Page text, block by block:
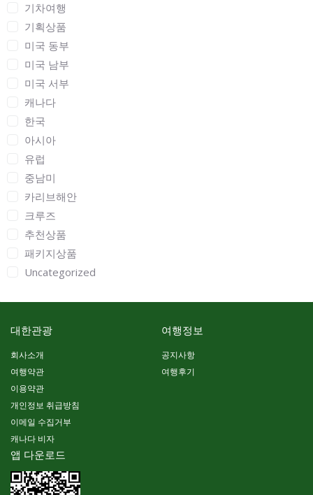
기차여행
기획상품
미국 동부
미국 남부
미국 서부
캐나다
한국
아시아
유럽
중남미
카리브해안
크루즈
추천상품
패키지상품
Uncategorized
대한관광
회사소개
여행약관
이용약관
개인정보 취급방침
이메일 수집거부
캐나다 비자
여행정보
공지사항
여행후기
앱 다운로드